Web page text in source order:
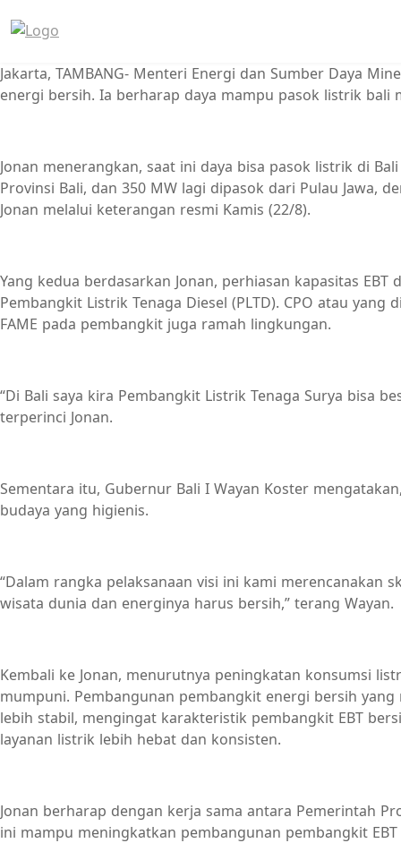
Jakarta, TAMBANG- Menteri Energi dan Sumber Daya
energi bersih. Ia berharap daya mampu pasok listrik bali
Jonan menerangkan, saat ini daya bisa pasok listrik di
Provinsi Bali, dan 350 MW lagi dipasok dari Pulau Jawa,
Jonan melalui keterangan resmi Kamis (22/8).
Yang kedua berdasarkan Jonan, perhiasan kapasitas
Pembangkit Listrik Tenaga Diesel (PLTD). CPO atau
FAME pada pembangkit juga ramah lingkungan.
“Di Bali saya kira Pembangkit Listrik Tenaga Surya bisa
terperinci Jonan.
Sementara itu, Gubernur Bali I Wayan Koster
budaya yang higienis.
“Dalam rangka pelaksanaan visi ini kami merencanakan
wisata dunia dan energinya harus bersih,” terang Wayan.
Kembali ke Jonan, menurutnya peningkatan konsumsi
mumpuni. Pembangunan pembangkit energi bersih
lebih stabil, mengingat karakteristik pembangkit EBT
layanan listrik lebih hebat dan konsisten.
Jonan berharap dengan kerja sama antara Pemerintah
ini mampu meningkatkan pembangunan pembangkit